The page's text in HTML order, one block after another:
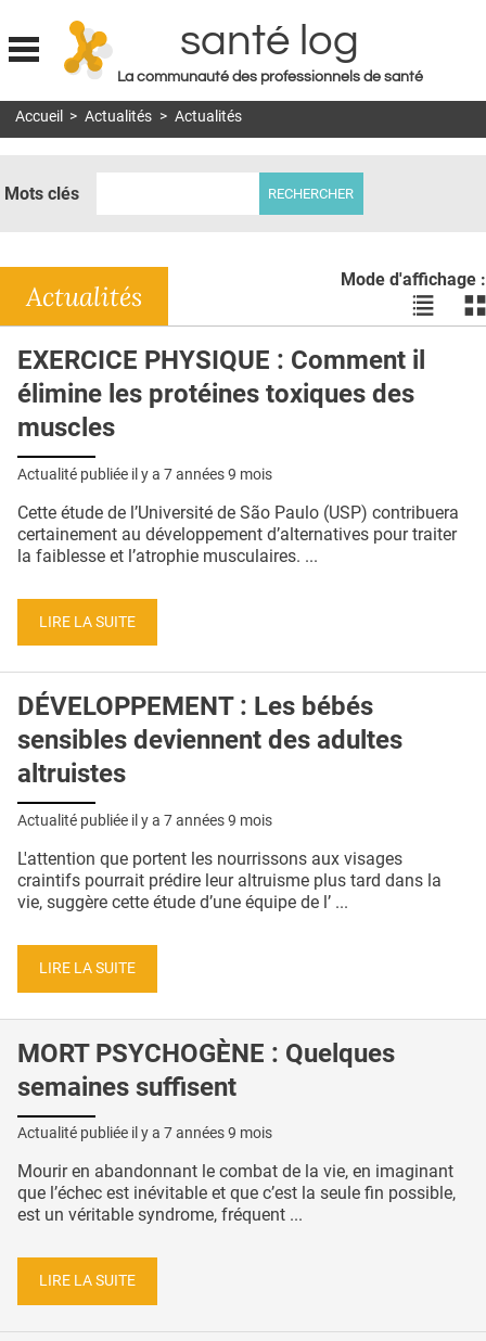
Jump to navigation
santé log
La communauté des professionnels de santé
MON COMPTE
DOSSIERS
RÉSEAUX
E-REVUE SAD
L'APP
PUBLICITÉ
CONTACT
Accueil > Actualités > Actualités
Mots clés
Mode d'affichage :
Voir
les
en
liste
les
Actualités
EXERCICE PHYSIQUE : Comment il
élimine les protéines toxiques des
muscles
Actualité publiée il y a 7 années 9 mois
Cette étude de l’Université de São Paulo (USP) contribuera
certainement au développement d’alternatives pour traiter
la faiblesse et l’atrophie musculaires. ...
LIRE LA SUITE
DÉVELOPPEMENT : Les bébés
sensibles deviennent des adultes
altruistes
Actualité publiée il y a 7 années 9 mois
L'attention que portent les nourrissons aux visages
craintifs pourrait prédire leur altruisme plus tard dans la
vie, suggère cette étude d’une équipe de l’ ...
LIRE LA SUITE
MORT PSYCHOGÈNE : Quelques
semaines suffisent
Actualité publiée il y a 7 années 9 mois
Mourir en abandonnant le combat de la vie, en imaginant
que l’échec est inévitable et que c’est la seule fin possible,
est un véritable syndrome, fréquent ...
LIRE LA SUITE